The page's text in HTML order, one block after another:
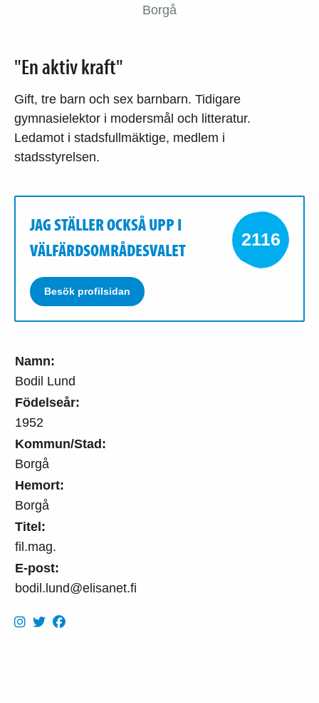
Namn:
Bodil Lund
Födelseår:
1952
Kommun/Stad:
Borgå
Hemort:
Borgå
Titel:
fil.mag.
E-post:
bodil.lund@elisanet.fi
Borgå
"En aktiv kraft"
Gift, tre barn och sex barnbarn. Tidigare
gymnasielektor i modersmål och litteratur.
Ledamot i stadsfullmäktige, medlem i
stadsstyrelsen.
JAG STÄLLER OCKSÅ UPP I
VÄLFÄRDSOMRÅDESVALET
Besök profilsidan
2116